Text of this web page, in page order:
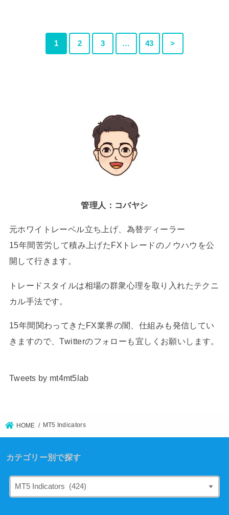
1 2 3 … 43 >
管理人：コバヤシ
元ホワイトレーベル立ち上げ、為替ディーラー
15年間苦労して積み上げたFXトレードのノウハウを公
開して行きます。
トレードスタイルは相場の群衆心理を取り入れたテクニ
カル手法です。
15年間関わってきたFX業界の闇、仕組みも発信してい
きますので、Twitterのフォローも宜しくお願いします。
Tweets by mt4mt5lab
HOME MT5 Indicators
カテゴリー別で探す